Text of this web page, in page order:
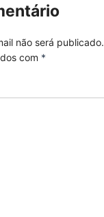
não será publicado.
com *